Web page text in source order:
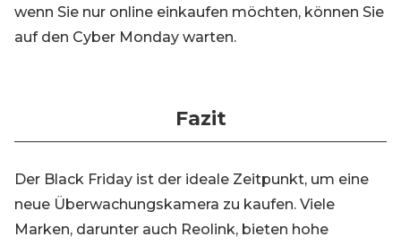
wenn Sie nur online einkaufen möchten, können Sie
auf den Cyber Monday warten.
Fazit
Der Black Friday ist der ideale Zeitpunkt, um eine
neue Überwachungskamera zu kaufen. Viele
Marken, darunter auch Reolink, bieten hohe